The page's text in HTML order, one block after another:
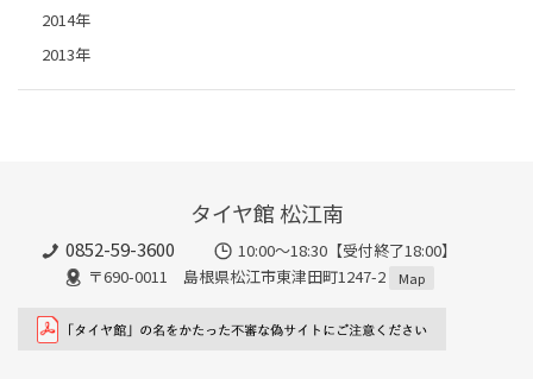
2014年
2013年
タイヤ館 松江南
0852-59-3600
10:00～18:30【受付終了18:00】
〒690-0011 島根県松江市東津田町1247-2
Map